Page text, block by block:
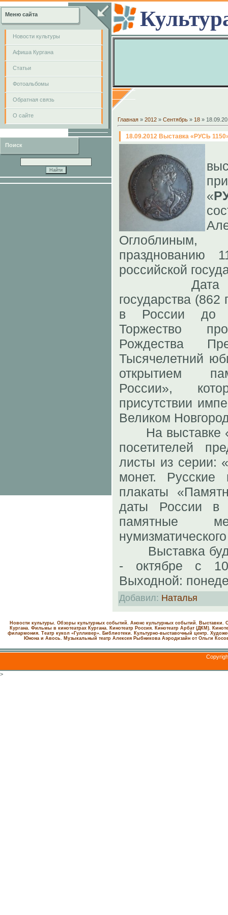
Меню сайта
Новости культуры
Афиша Кургана
Cтатьи
Фотоальбомы
Обратная связь
О сайте
Поиск
Главная » 2012 » Сентябрь » 18 »
18.09.2012 Выставка «РУСЬ
«
празднованию
российской
Дата
государства
в России до
Торжество
Рождества
Тысячелетний
открытием
России»,
присутствии
Великом
На выставке
посетителей
листы из серии:
монет.
плакаты
даты России в
памятные
Выставка
- октябре с
Выходной:
Добавил: Наталья
Новости культуры. Обзоры культурных событий. Анонс культурных событий. Выставки.
Кургана. Фильмы в кинотеатрах Кургана.
Кинотеатр Россия. Кинотеатр Арбат (ДКМ).
филармония. Театр кукол «Гулливер». Библиотеки. Культурно-выставочный центр.
Юнона и Авось. Музыкальный театр Алексея Рыбникова Аэродизайн от Ольги
>